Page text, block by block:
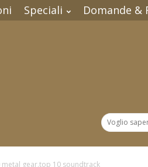
Speciali Domande &
metal gear.top 10 soundtrack